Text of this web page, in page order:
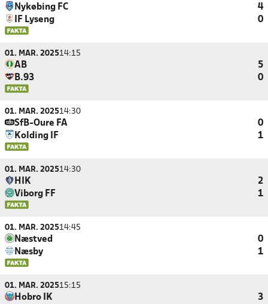
Nykøbing FC
4
IF Lyseng
0
01. MAR. 202514:15
AB
5
B.93
0
01. MAR. 202514:30
SfB-Oure FA
0
Kolding IF
1
01. MAR. 202514:30
HIK
2
Viborg FF
1
01. MAR. 202514:45
Næstved
0
Næsby
1
01. MAR. 202515:15
Hobro IK
3